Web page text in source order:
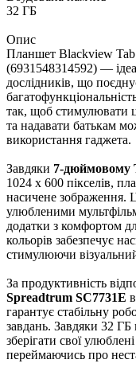
32 ГБ
Опис
Планшет Blackview
(6931548314592) —
дослідників, що
так, щоб стимулювати
та надавати батькам
використання гаджета.
Завдяки 7-дюймовому
1024 х 600 пікселів,
насичене зображення.
улюбленими
додатки з комфортом
кольорів забезпечує
стимулюючи
За продуктивність
Spreadtrum SC7731E
гарантує стабільну
завдань. Завдяки 32 ГБ
зберігати свої
переймаючись про